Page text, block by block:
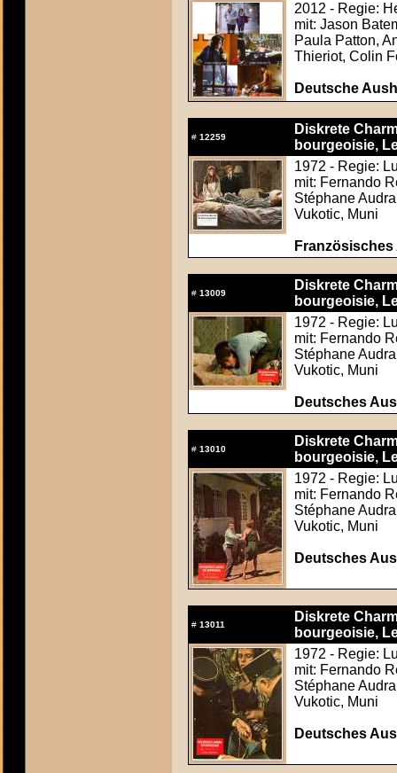
2012 - Regie:
mit: Jason
Paula Patton,
Thieriot, Colin
Deutsche
# 12259
Diskrete
bourgeoisie,
1972 - Regie:
mit: Fernando
Stéphane
Vukotic, Muni
# 13009
Diskrete
bourgeoisie,
1972 - Regie:
mit: Fernando
Stéphane
Vukotic, Muni
Deutsches
# 13010
Diskrete
bourgeoisie,
1972 - Regie:
mit: Fernando
Stéphane
Vukotic, Muni
Deutsches
# 13011
Diskrete
bourgeoisie,
1972 - Regie:
mit: Fernando
Stéphane
Vukotic, Muni
Deutsches